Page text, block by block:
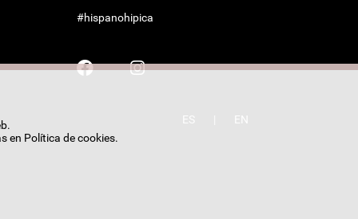
#hispanohipica
ES EN
en Política de cookies.